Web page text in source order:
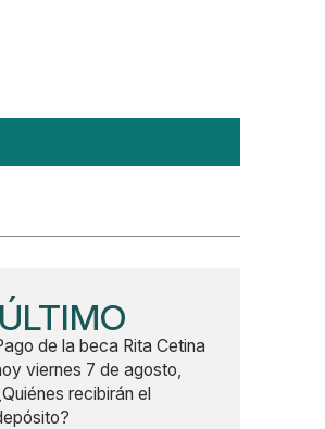
de la beca Rita Cetina
viernes 7 de agosto,
recibirán el